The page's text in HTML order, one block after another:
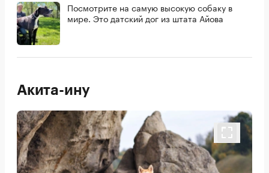
Посмотрите на самую высокую собаку в
мире. Это датский дог из штата Айова
Акита-ину